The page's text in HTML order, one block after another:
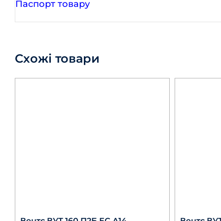
Паспорт товару
Схожі товари